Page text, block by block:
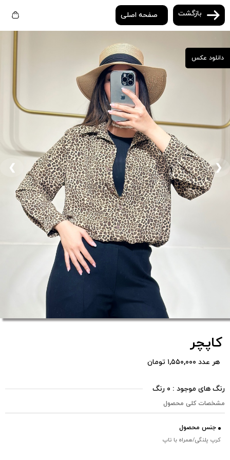
بازگشت صفحه اصلی
دانلود عکس
❮ ❯
کاپچر
هر عدد ۱,۵۵۰,۰۰۰ تومان
رنگ های موجود : ۰ رنگ
مشخصات کلی محصول
جنس محصول
کرپ پلنگی/همراه با تاپ